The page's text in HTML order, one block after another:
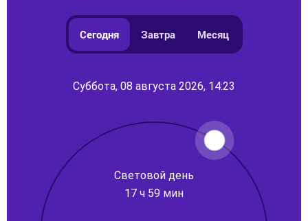
Сегодня Завтра Месяц
Суббота, 08 августа 2026, 14:23
Световой день
17 ч 59 мин